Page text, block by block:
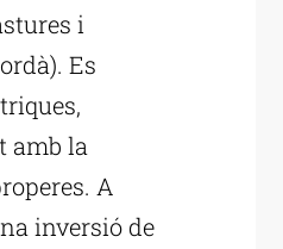
i
Es
amb la
A
inversió de